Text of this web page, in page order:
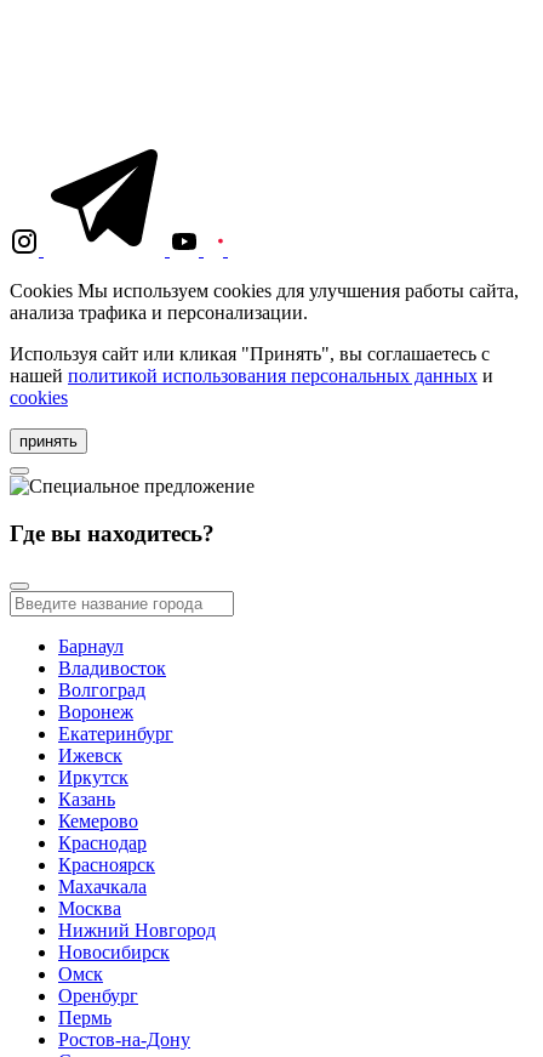
Cookies Мы используем cookies для улучшения работы сайта,
анализа трафика и персонализации.
Используя сайт или кликая "Принять", вы соглашаетесь с
нашей политикой использования персональных данных и
cookies
принять
Где вы находитесь?
Барнаул
Владивосток
Волгоград
Воронеж
Екатеринбург
Ижевск
Иркутск
Казань
Кемерово
Краснодар
Красноярск
Махачкала
Москва
Нижний Новгород
Новосибирск
Омск
Оренбург
Пермь
Ростов-на-Дону